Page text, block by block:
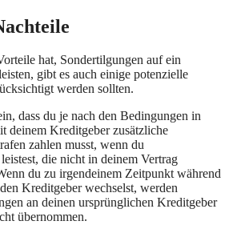
hat, Sondertilgungen auf ein
gibt es auch einige potenzielle
werden sollten.
dass du je nach den Bedingungen in
deinem Kreditgeber zusätzliche
zahlen musst, wenn du
die nicht in deinem Vertrag
du zu irgendeinem Zeitpunkt während
Kreditgeber wechselst, werden
an deinen ursprünglichen Kreditgeber
übernommen.